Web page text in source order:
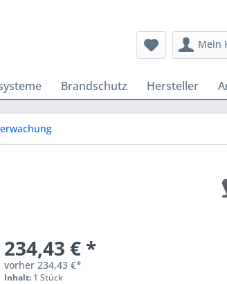
Mein
Brandschutz Hersteller
234,43 € *
vorher234,43 €*
Inhalt: 1 Stück